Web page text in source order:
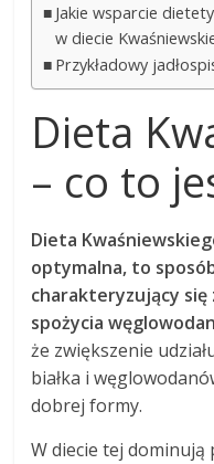
Jakie wsparcie
w diecie
Przykładowy
Dieta
– co to
Dieta
optymalna, to
charakteryzujący się
spożycia
że zwiększenie
białka i
dobrej formy.
W diecie tej dominują